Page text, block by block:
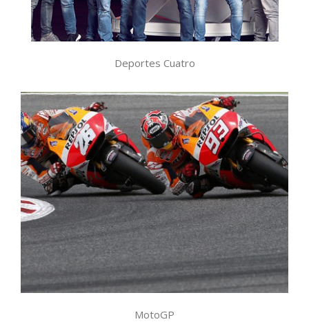
Kiko Narváez Luis García Manu Carreño, Nico Abad, Pablo
Pinto , Ricardo Reyes
Deportes Cuatro
Moto GP producciones , retransmisiones deportivas
MotoGP